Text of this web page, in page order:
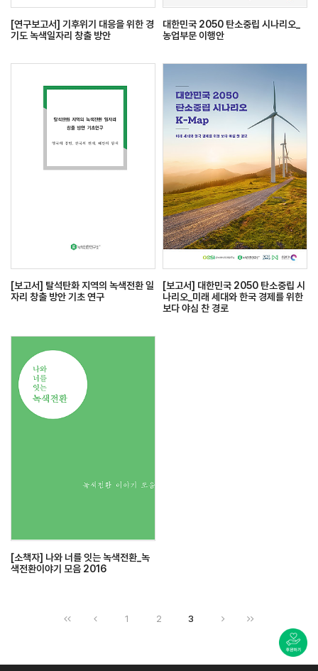
[연구보고서] 기후위기 대응을 위한 경
기도 녹색일자리 창출 방안
대한민국 2050 탄소중립 시나리오_
농업부문 이행안
[보고서] 탈석탄화 지역의 녹색전환 일
자리 창출 방안 기초 연구
[보고서] 대한민국 2050 탄소중립 시
나리오_미래 세대와 한국 경제를 위한
보다 야심 찬 경로
[소책자] 나와 너를 잇는 녹색전환_녹
색전환이야기 모음 2016
1 2 3